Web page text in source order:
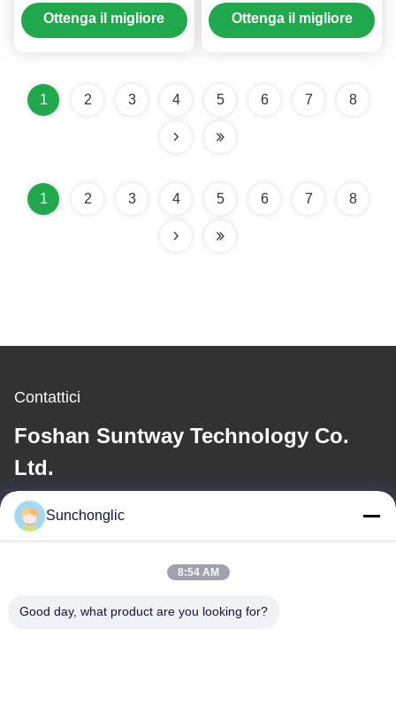
da 12V a 220V
Ottenga il migliore
sistemi solari off-grid da
Ottenga il migliore
1 2 3 4 5 6 7 8
1 2 3 4 5 6 7 8
Contattici
Foshan Suntway Technology Co.
Ltd.
E-mail
Il nostro indirizzo
Sunchonglic
8:54 AM
Good day, what product are you looking for?